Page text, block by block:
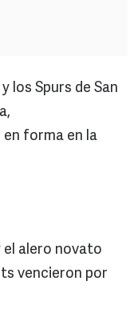
los Spurs de San
forma en la
el alero novato
vencieron por